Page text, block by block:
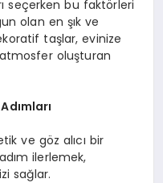
seçerken bu faktörleri
olan en şık ve
taşlar, evinize
oluşturan
ve göz alıcı bir
ilerlemek,
sağlar.